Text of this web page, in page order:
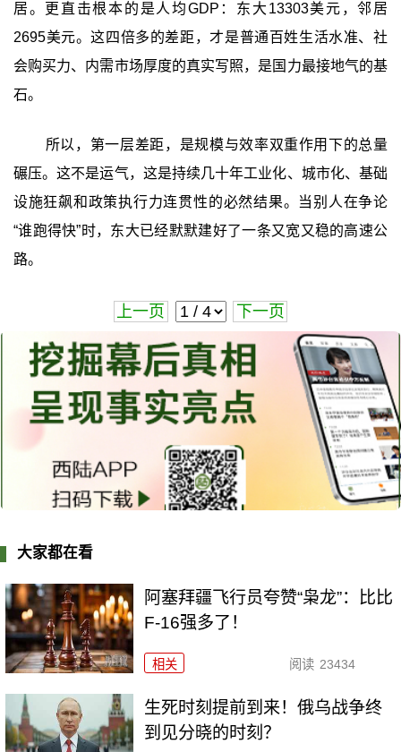
居。更直击根本的是人均GDP：东大13303美元，邻居
2695美元。这四倍多的差距，才是普通百姓生活水准、社
会购买力、内需市场厚度的真实写照，是国力最接地气的基
石。
所以，第一层差距，是规模与效率双重作用下的总量
碾压。这不是运气，这是持续几十年工业化、城市化、基础
设施狂飙和政策执行力连贯性的必然结果。当别人在争论
“谁跑得快”时，东大已经默默建好了一条又宽又稳的高速公
路。
上一页 下一页
大家都在看
阿塞拜疆飞行员夸赞“枭龙”：比比
F-16强多了！
相关 阅读 23434
生死时刻提前到来！俄乌战争终
到见分晓的时刻？